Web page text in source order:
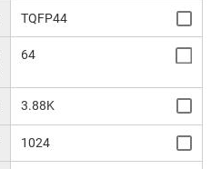
TQFP44
64
3.88K
1024